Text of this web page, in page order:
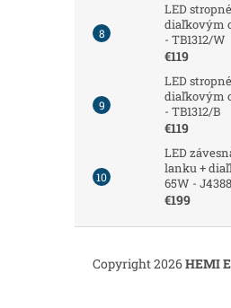
LED
diaľkovým
- TB1312/W
€119
LED
diaľkovým
- TB1312/B
€119
LED
lanku +
65W -
€199
Copyright 2026HEMI